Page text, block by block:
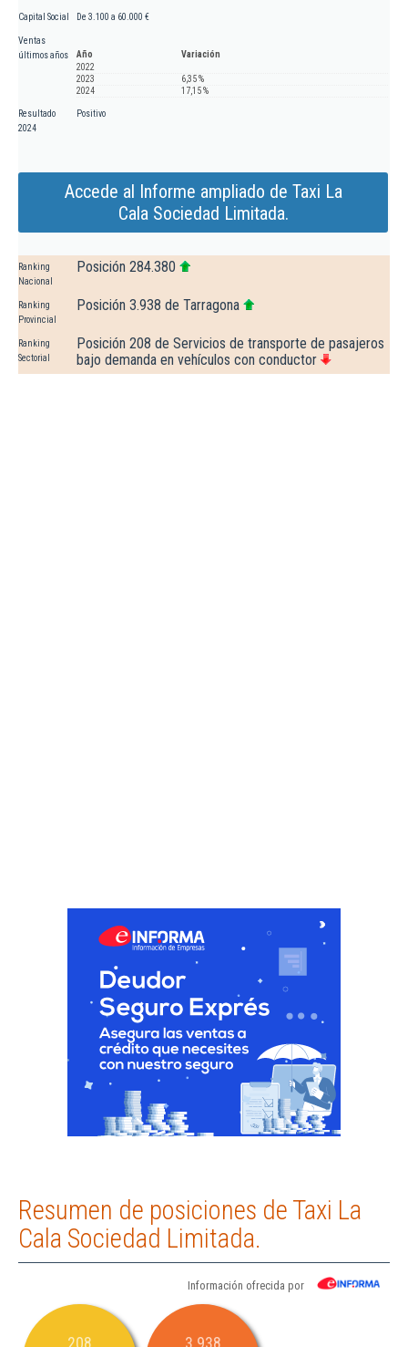
Capital Social De 3.100 a 60.000 €
Ventas
últimos años
Año
Variación
2022
2023
6,35 %
2024
17,15 %
Resultado
2024
Positivo
Accede al Informe ampliado de Taxi La
Cala Sociedad Limitada.
Ranking
Nacional
Posición 284.380
Ranking
Provincial
Posición 3.938 de Tarragona
Ranking
Sectorial
Posición 208 de Servicios de transporte de pasajeros
bajo demanda en vehículos con conductor
Resumen de posiciones de Taxi La
Cala Sociedad Limitada.
Información ofrecida por